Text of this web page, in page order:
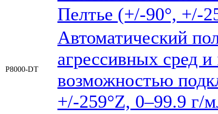
Пелтье (+/-90°, +/-
P8000-DT
Автоматический
агрессивных сред
возможностью
+/-259°Z, 0–99.9 г/